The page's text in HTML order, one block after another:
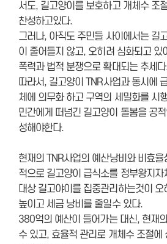
서도, 길고양이를 보호하고 개체수 조
찬성하고있다.
그러나, 아직도 주민들 사이에서는 길
이 줄어들지 않고, 오히려 심화되고 있
폭력과 법적 분쟁으로 확대되는 추세
따라서, 길고양이 TNR사업과 동시에
체에 의무화 하고 구역의 세밀화를 시
민간에게 떠넘긴 길고양이 돌봄을 공
성해야한다.
현재의 TNR사업의 예산낭비와 비효
적으로 길고양이 급식소를 정부왕지자
대상 길고야이를 집중관리하는것이
높이고 세금 낭비를 줄일수 있다.
380억의 예산이 들어가는 대신, 현재
수 있고, 효율적 관리로 개체수 조절에